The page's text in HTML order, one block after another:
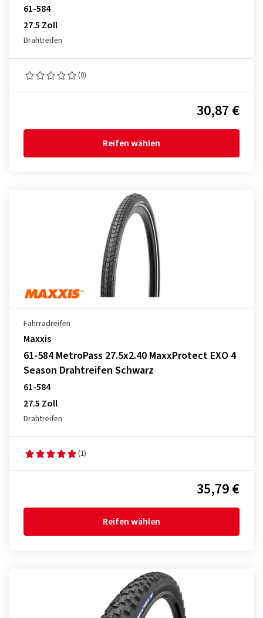
61-584
27.5 Zoll
Drahtreifen
(0)
30,87 €
Reifen wählen
Fahrradreifen
Maxxis
61-584 MetroPass 27.5x2.40 MaxxProtect EXO 4
Season Drahtreifen Schwarz
61-584
27.5 Zoll
Drahtreifen
(1)
35,79 €
Reifen wählen